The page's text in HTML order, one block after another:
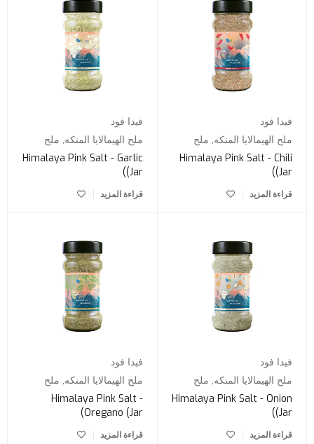
فيدا فود
ملح الهيمالايا المنكه, ملح
Himalaya Pink Salt - Chili
(Jar)
قراءة المزيد
فيدا فود
ملح الهيمالايا المنكه, ملح
Himalaya Pink Salt - Garlic
(Jar)
قراءة المزيد
فيدا فود
ملح الهيمالايا المنكه, ملح
Himalaya Pink Salt - Onion
(Jar)
قراءة المزيد
فيدا فود
ملح الهيمالايا المنكه, ملح
Himalaya Pink Salt -
Oregano (Jar)
قراءة المزيد